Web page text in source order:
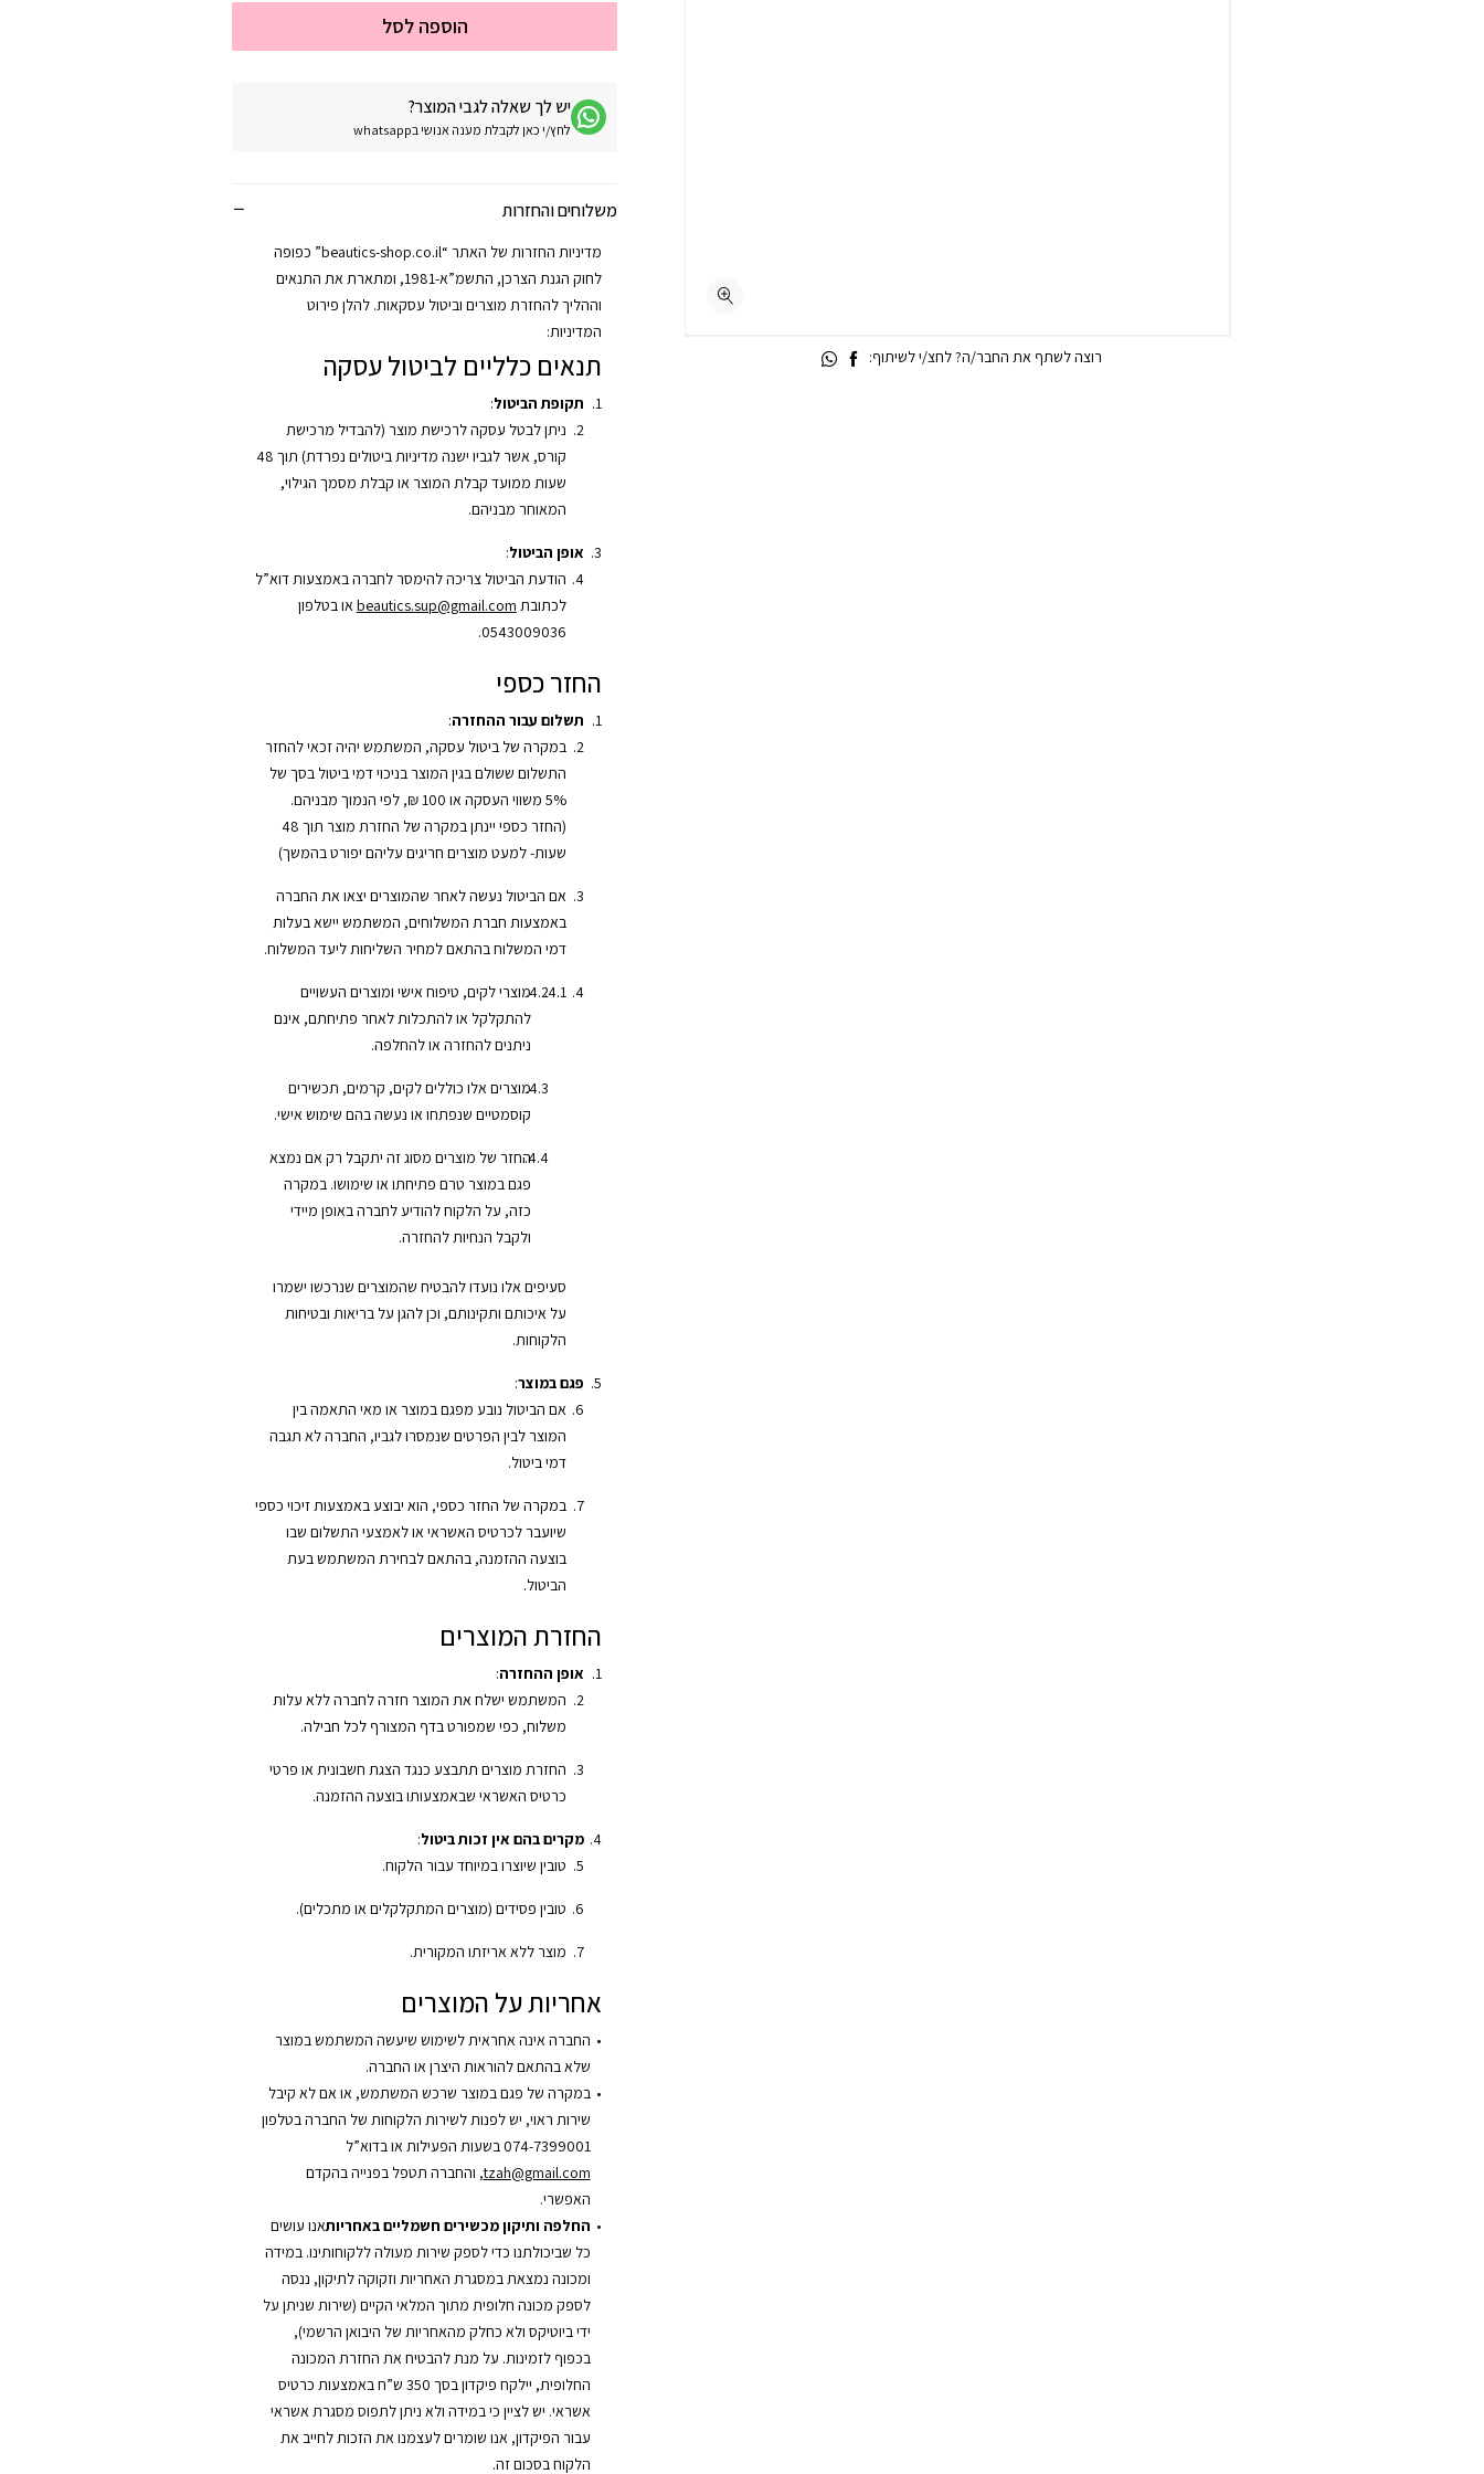
הוספה לסל
יש לך שאלה לגבי המוצר?
לחץ/י כאן לקבלת מענה אנושי בwhatsapp
משלוחים והחזרות
מדיניות החזרות של האתר “beautics-shop.co.il” כפופה
לחוק הגנת הצרכן, התשמ”א-1981, ומתארת את התנאים
וההליך להחזרת מוצרים וביטול עסקאות. להלן פירוט
המדיניות:
תנאים כלליים לביטול עסקה
תקופת הביטול:
ניתן לבטל עסקה לרכישת מוצר (להבדיל מרכישת
קורס, אשר לגביו ישנה מדיניות ביטולים נפרדת) תוך 48
שעות ממועד קבלת המוצר או קבלת מסמך הגילוי,
המאוחר מבניהם.
אופן הביטול:
הודעת הביטול צריכה להימסר לחברה באמצעות דוא”ל
לכתובת beautics.sup@gmail.com או בטלפון
0543009036.
החזר כספי
תשלום עבור ההחזרה:
במקרה של ביטול עסקה, המשתמש יהיה זכאי להחזר
התשלום ששולם בגין המוצר בניכוי דמי ביטול בסך של
5% משווי העסקה או 100 ₪, לפי הנמוך מבניהם.
(החזר כספי יינתן במקרה של החזרת מוצר תוך 48
שעות- למעט מוצרים חריגים עליהם יפורט בהמשך)
אם הביטול נעשה לאחר שהמוצרים יצאו את החברה
באמצעות חברת המשלוחים, המשתמש יישא בעלות
דמי המשלוח בהתאם למחיר השליחות ליעד המשלוח.
מוצרי לקים, טיפוח אישי ומוצרים העשויים
להתקלקל או להתכלות לאחר פתיחתם, אינם
ניתנים להחזרה או להחלפה.
מוצרים אלו כוללים לקים, קרמים, תכשירים
קוסמטיים שנפתחו או נעשה בהם שימוש אישי.
החזר של מוצרים מסוג זה יתקבל רק אם נמצא
פגם במוצר טרם פתיחתו או שימושו. במקרה
כזה, על הלקוח להודיע לחברה באופן מיידי
ולקבל הנחיות להחזרה.
סעיפים אלו נועדו להבטיח שהמוצרים שנרכשו ישמרו
על איכותם ותקינותם, וכן להגן על בריאות ובטיחות
הלקוחות.
פגם במוצר:
אם הביטול נובע מפגם במוצר או מאי התאמה בין
המוצר לבין הפרטים שנמסרו לגביו, החברה לא תגבה
דמי ביטול.
במקרה של החזר כספי, הוא יבוצע באמצעות זיכוי כספי
שיועבר לכרטיס האשראי או לאמצעי התשלום שבו
בוצעה ההזמנה, בהתאם לבחירת המשתמש בעת
הביטול.
החזרת המוצרים
אופן ההחזרה:
המשתמש ישלח את המוצר חזרה לחברה ללא עלות
משלוח, כפי שמפורט בדף המצורף לכל חבילה.
החזרת מוצרים תתבצע כנגד הצגת חשבונית או פרטי
כרטיס האשראי שבאמצעותו בוצעה ההזמנה.
מקרים בהם אין זכות ביטול:
טובין שיוצרו במיוחד עבור הלקוח.
טובין פסידים (מוצרים המתקלקלים או מתכלים).
מוצר ללא אריזתו המקורית.
אחריות על המוצרים
החברה אינה אחראית לשימוש שיעשה המשתמש במוצר
שלא בהתאם להוראות היצרן או החברה.
במקרה של פגם במוצר שרכש המשתמש, או אם לא קיבל
שירות ראוי, יש לפנות לשירות הלקוחות של החברה בטלפון
074-7399001 בשעות הפעילות או בדוא”ל
tzah@gmail.com, והחברה תטפל בפנייה בהקדם
האפשרי.
החלפה ותיקון מכשירים חשמליים באחריותאנו עושים
כל שביכולתנו כדי לספק שירות מעולה ללקוחותינו. במידה
ומכונה נמצאת במסגרת האחריות וזקוקה לתיקון, ננסה
לספק מכונה חלופית מתוך המלאי הקיים (שירות שניתן על
ידי ביוטיקס ולא כחלק מהאחריות של היבואן הרשמי),
בכפוף לזמינות. על מנת להבטיח את החזרת המכונה
החלופית, יילקח פיקדון בסך 350 ש”ח באמצעות כרטיס
אשראי. יש לציין כי במידה ולא ניתן לתפוס מסגרת אשראי
עבור הפיקדון, אנו שומרים לעצמנו את הזכות לחייב את
הלקוח בסכום זה.
רוצה לשתף את החבר/ה? לחצ/י לשיתוף: